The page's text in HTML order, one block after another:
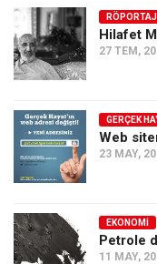
RÖPORTAJ
Hilafet
27 TEM,
GERÇEK
Web
23 MAY,
EKONOMI
Petrole
11 MAY,